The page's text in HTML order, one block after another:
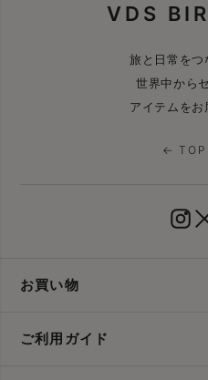
VDS
旅と日常をつ
世界中から
アイテムをお
← TOP
お買い物
ご利用ガイド